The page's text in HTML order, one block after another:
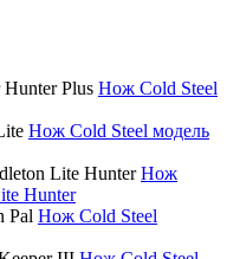
Нож Cold Steel
Нож Cold Steel модель
Нож
Hunter
Нож Cold Steel